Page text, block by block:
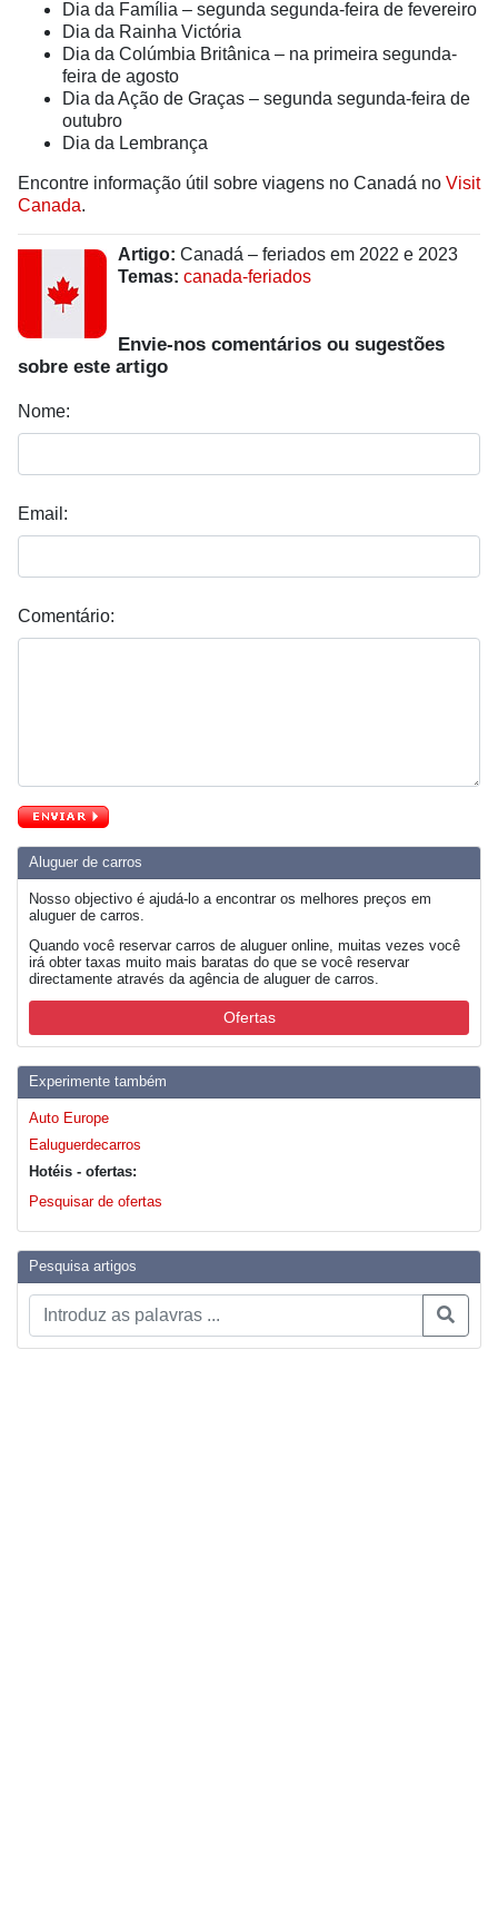
Aluguer de carros
Nosso objectivo é ajudá-lo a encontrar os melhores preços em
aluguer de carros.
Quando você reservar carros de aluguer online, muitas vezes você
irá obter taxas muito mais baratas do que se você reservar
directamente através da agência de aluguer de carros.
Ofertas
Experimente também
Auto Europe
Ealuguerdecarros
Hotéis - ofertas:
Pesquisar de ofertas
Pesquisa artigos
Dia da Família – segunda segunda-feira de fevereiro
Dia da Rainha Victória
Dia da Colúmbia Britânica – na primeira segunda-
feira de agosto
Dia da Ação de Graças – segunda segunda-feira de
outubro
Dia da Lembrança
Encontre informação útil sobre viagens no Canadá no Visit
Canada.
Artigo: Canadá – feriados em 2022 e 2023
Temas: canada-feriados
Envie-nos comentários ou sugestões
sobre este artigo
Nome:
Email:
Comentário: